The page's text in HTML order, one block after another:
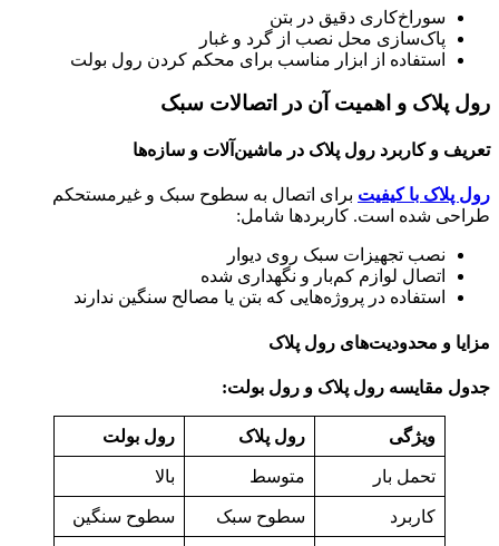
سوراخ‌کاری دقیق در بتن
پاک‌سازی محل نصب از گرد و غبار
استفاده از ابزار مناسب برای محکم کردن رول بولت
رول پلاک و اهمیت آن در اتصالات سبک
تعریف و کاربرد رول پلاک در ماشین‌آلات و سازه‌ها
رول پلاک با کیفیت برای اتصال به سطوح سبک و غیرمستحکم
طراحی شده است. کاربردها شامل:
نصب تجهیزات سبک روی دیوار
اتصال لوازم کم‌بار و نگهداری شده
استفاده در پروژه‌هایی که بتن یا مصالح سنگین ندارند
مزایا و محدودیت‌های رول پلاک
جدول مقایسه رول پلاک و رول بولت:
ویژگی رول پلاک رول بولت
تحمل بار متوسط بالا
کاربرد سطوح سبک سطوح سنگین